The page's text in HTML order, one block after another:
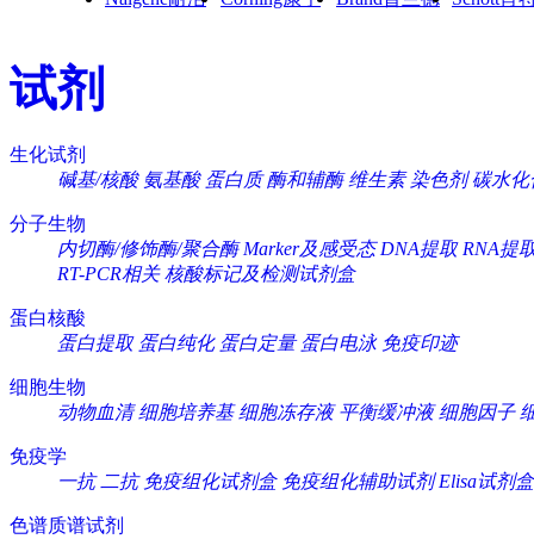
试剂
生化试剂
碱基/核酸 氨基酸 蛋白质 酶和辅酶 维生素 染色剂 碳水化
分子生物
内切酶/修饰酶/聚合酶 Marker及感受态 DNA提取 RNA提
RT-PCR相关 核酸标记及检测试剂盒
蛋白核酸
蛋白提取 蛋白纯化 蛋白定量 蛋白电泳 免疫印迹
细胞生物
动物血清 细胞培养基 细胞冻存液 平衡缓冲液 细胞因子
免疫学
一抗 二抗 免疫组化试剂盒 免疫组化辅助试剂 Elisa试剂盒
色谱质谱试剂